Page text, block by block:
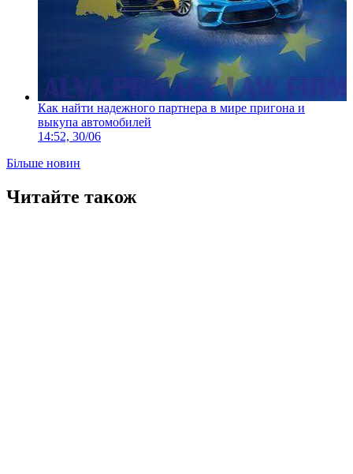
Как найти надежного партнера в мире пригона и
выкупа автомобилей
14:52, 30/06
Більше новин
Читайте також